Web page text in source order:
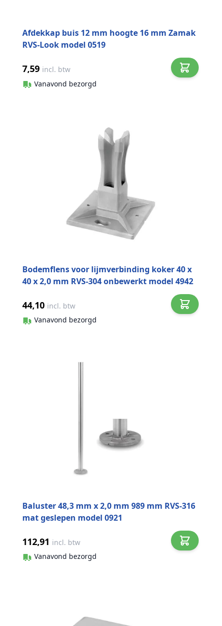
Afdekkap buis 12 mm hoogte 16 mm Zamak
RVS-Look model 0519
7,59 incl. btw
Vanavond bezorgd
Bodemflens voor lijmverbinding koker 40 x
40 x 2,0 mm RVS-304 onbewerkt model 4942
44,10 incl. btw
Vanavond bezorgd
Baluster 48,3 mm x 2,0 mm 989 mm RVS-316
mat geslepen model 0921
112,91 incl. btw
Vanavond bezorgd